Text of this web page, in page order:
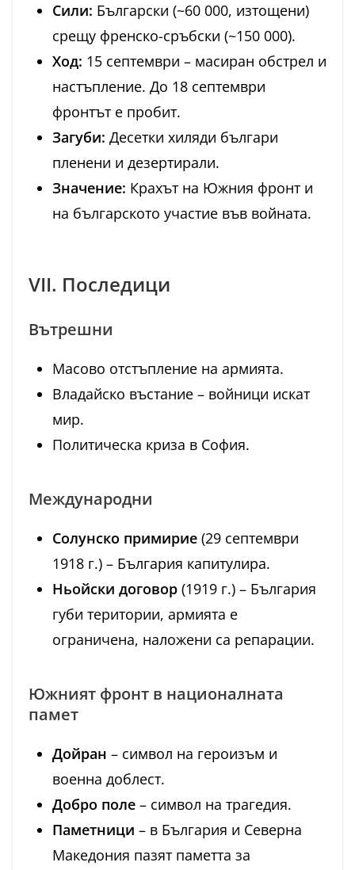
Сили: Български (~60 000, изтощени)
срещу френско-сръбски (~150 000).
Ход: 15 септември – масиран обстрел и
настъпление. До 18 септември
фронтът е пробит.
Загуби: Десетки хиляди българи
пленени и дезертирали.
Значение: Крахът на Южния фронт и
на българското участие във войната.
VII. Последици
Вътрешни
Масово отстъпление на армията.
Владайско въстание – войници искат
мир.
Политическа криза в София.
Международни
Солунско примирие (29 септември
1918 г.) – България капитулира.
Ньойски договор (1919 г.) – България
губи територии, армията е
ограничена, наложени са репарации.
Южният фронт в националната
памет
Дойран – символ на героизъм и
военна доблест.
Добро поле – символ на трагедия.
Паметници – в България и Северна
Македония пазят паметта за